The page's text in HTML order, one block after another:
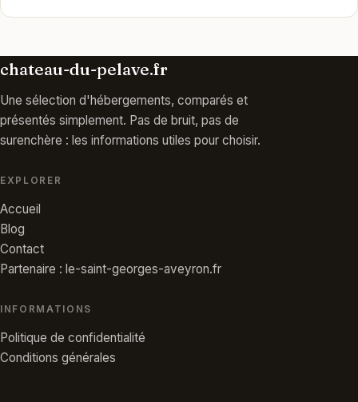
chateau-du-pelave.fr
Une sélection d'hébergements, comparés et
présentés simplement. Pas de bruit, pas de
surenchère : les informations utiles pour choisir.
EXPLORER
Accueil
Blog
Contact
Partenaire : le-saint-georges-aveyron.fr
INFORMATIONS
Politique de confidentialité
Conditions générales